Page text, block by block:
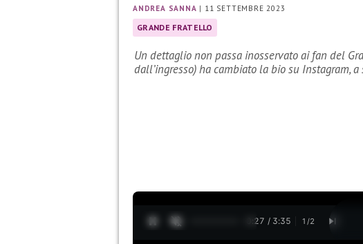
ANDREA SANNA | 11 SETTEMBRE 2023
GRANDE FRATELLO
Un dettaglio non passa inosservato ai fan del
dall’ingresso) ha cambiato la bio su Instagram,
0:28 / 3:35 1 /2